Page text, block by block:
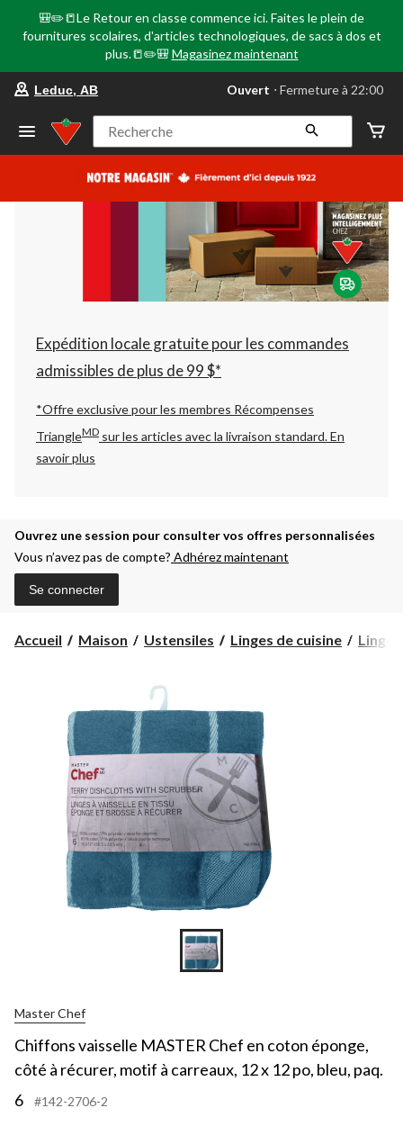
🎒✏️📒Le Retour en classe commence ici. Faites le plein de
fournitures scolaires, d'articles technologiques, de sacs à dos et
plus.📒✏️🎒 Magasinez maintenant
votre
préféré
Leduc,
AB,
courament
Fermeture
à
22:00
cliquer
pour
changer
Leduc, AB Ouvert ⋅ Fermeture à 22:00
Recherche
Expédition locale gratuite pour les commandes
admissibles de plus de 99 $*
*Offre exclusive pour les membres Récompenses
TriangleMD sur les articles avec la livraison standard.En
savoir plus
Ouvrez une session pour consulter vos offres personnalisées
Vous n’avez pas de compte? Adhérez maintenant
Se connecter
Accueil Maison Ustensiles Linges de cuisine
Master Chef
Chiffons vaisselle MASTER Chef en coton éponge,
côté à récurer, motif à carreaux, 12 x 12 po, bleu, paq.
6
#142-2706-2